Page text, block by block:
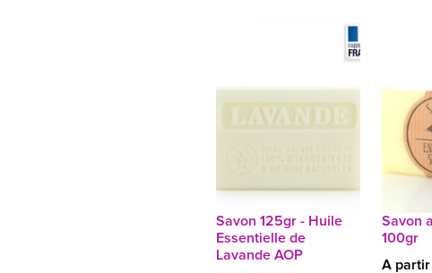
Savon 125gr - Huile
Essentielle de
Lavande AOP
Savon
100gr
A